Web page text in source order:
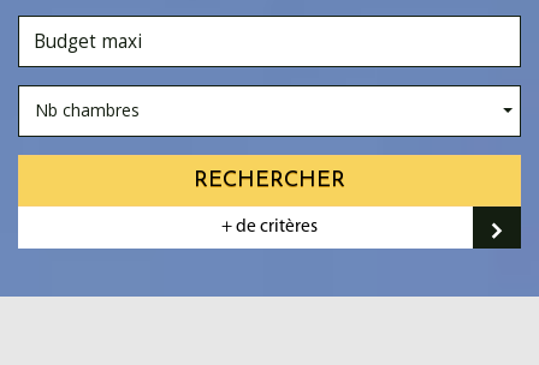
Nb chambres
RECHERCHER
+ de critères